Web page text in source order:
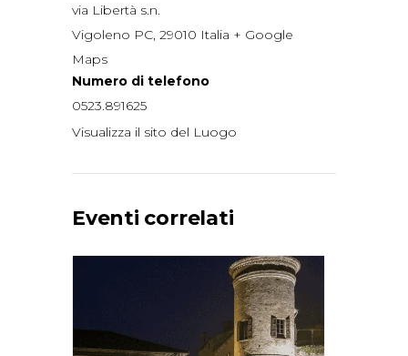
via Libertà s.n.
Vigoleno PC, 29010 Italia + Google
Maps
Numero di telefono
0523.891625
Visualizza il sito del Luogo
Eventi correlati